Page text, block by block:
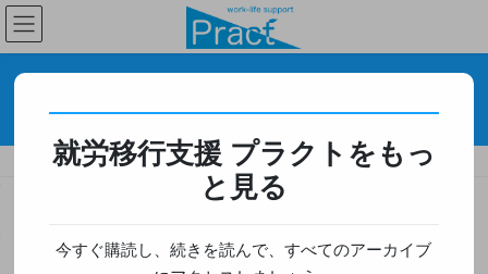
コ
ン
テ
ス
ナ
ビ
ゲ
ン
HOME 大切なお知らせ 通信障害の復旧について
大切なお知らせ
就労移行支援 プラクトをもっ
と見る
今すぐ購読し、続きを読んで、すべてのアーカイブ